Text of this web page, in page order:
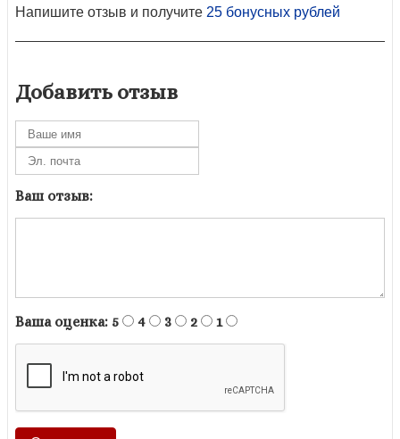
Напишите отзыв и получите 25 бонусных рублей
Добавить отзыв
Ваш отзыв:
Ваша оценка: 5 4 3 2 1